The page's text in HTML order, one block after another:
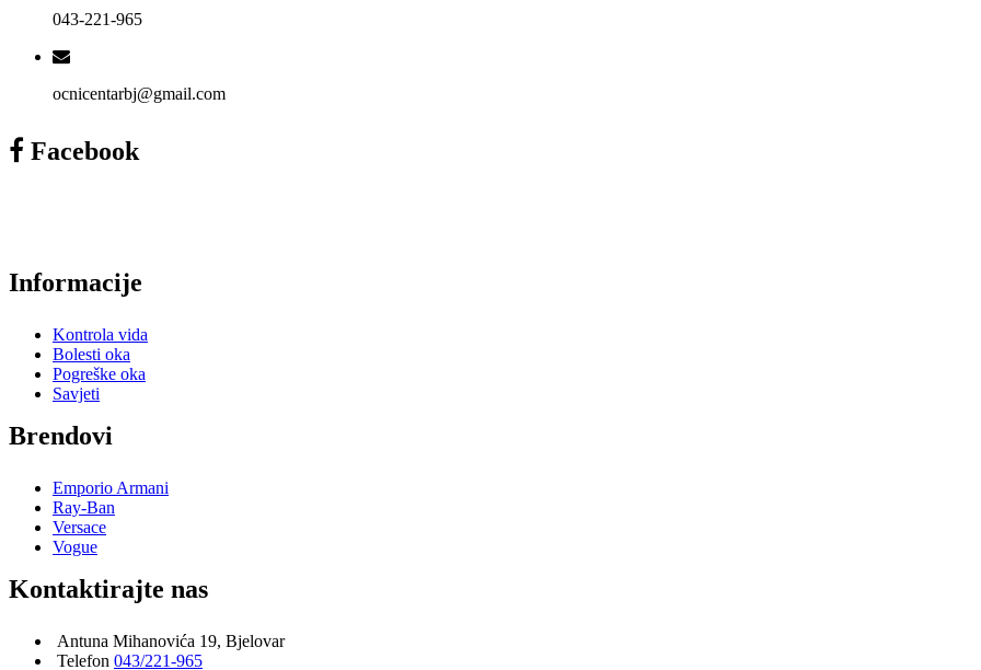
043-221-965
ocnicentarbj@gmail.com
Facebook
Informacije
Kontrola vida
Bolesti oka
Pogreške oka
Savjeti
Brendovi
Emporio Armani
Ray-Ban
Versace
Vogue
Kontaktirajte nas
Antuna Mihanovića 19, Bjelovar
Telefon 043/221-965